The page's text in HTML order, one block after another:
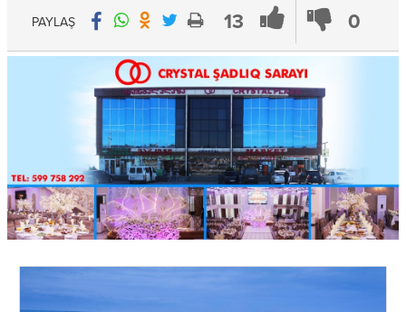
13 0
PAYLAŞ